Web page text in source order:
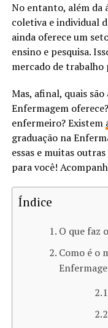
No entanto, além da
coletiva e individual
ainda oferece um
ensino e pesquisa.
mercado de
Mas, afinal, quais
Enfermagem
enfermeiro? Existem
graduação na
essas e muitas
para você!
Índice
O que faz
Como é o